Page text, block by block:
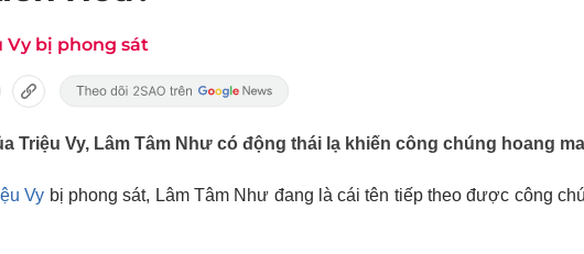
Vy bị phong sát
Triệu Vy, Lâm Tâm Như có động thái lạ khiến công chúng hoang
Vy bị phong sát, Lâm Tâm Như đang là cái tên tiếp theo được công